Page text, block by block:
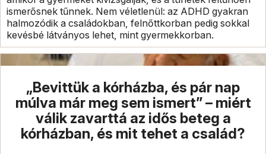
ismerősnek tűnnek. Nem véletlenül: az ADHD gyakran
halmozódik a családokban, felnőttkorban pedig sokkal
kevésbé látványos lehet, mint gyermekkorban.
„Bevittük a kórházba, és pár nap
múlva már meg sem ismert” – miért
válik zavarttá az idős beteg a
kórházban, és mit tehet a család?